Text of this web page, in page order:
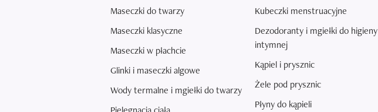
Maseczki do twarzy
Maseczki klasyczne
Maseczki w płachcie
Glinki i maseczki algowe
Wody termalne i mgiełki do twarzy
Kubeczki menstruacyjne
Dezodoranty i mgiełki do higieny
intymnej
Kąpiel i prysznic
Żele pod prysznic
Płyny do kąpieli